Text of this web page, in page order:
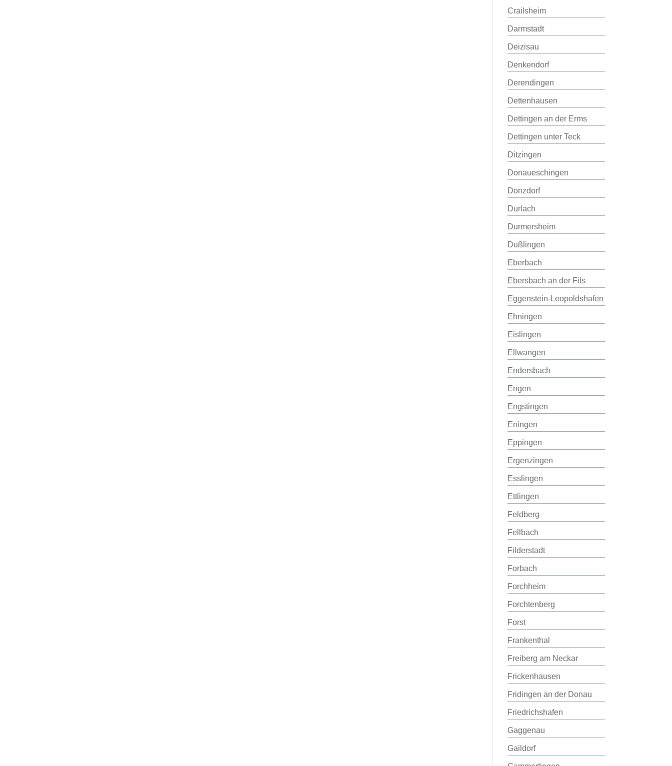
Crailsheim
Darmstadt
Deizisau
Denkendorf
Derendingen
Dettenhausen
Dettingen an der Erms
Dettingen unter Teck
Ditzingen
Donaueschingen
Donzdorf
Durlach
Durmersheim
Dußlingen
Eberbach
Ebersbach an der Fils
Eggenstein-Leopoldshafen
Ehningen
Eislingen
Ellwangen
Endersbach
Engen
Engstingen
Eningen
Eppingen
Ergenzingen
Esslingen
Ettlingen
Feldberg
Fellbach
Filderstadt
Forbach
Forchheim
Forchtenberg
Forst
Frankenthal
Freiberg am Neckar
Frickenhausen
Fridingen an der Donau
Friedrichshafen
Gaggenau
Gaildorf